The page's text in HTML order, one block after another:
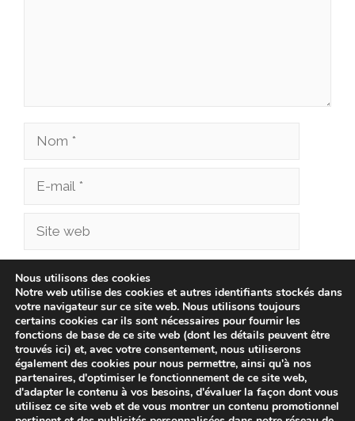
Nom
Site
Enregistrer mon nom, mon e-mail et mon site
dans le navigateur pour mon prochain
commentaire.
Nous utilisons des cookies
Notre web utilise des cookies et autres identifiants stockés dans
votre navigateur sur ce site web. Nous utilisons toujours
certains cookies car ils sont nécessaires pour fournir les
fonctions de base de ce site web (dont les détails peuvent être
trouvés ici) et, avec votre consentement, nous utiliserons
également des cookies pour nous permettre, ainsi qu'à nos
partenaires, d'optimiser le fonctionnement de ce site web,
d'adapter le contenu à vos besoins, d'évaluer la façon dont vous
utilisez ce site web et de vous montrer un contenu promotionnel